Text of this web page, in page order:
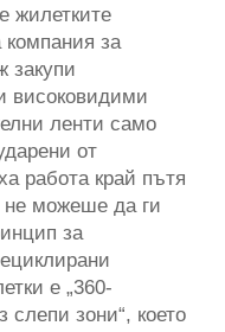
жилетките
за
закупи
високовидими
ленти само
от
работа край пътя
не можеше да ги
за
е „360-
слепи зони“, което